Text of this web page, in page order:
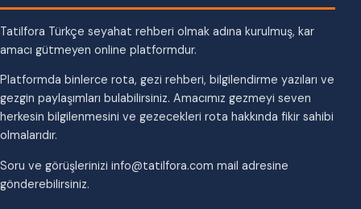
Tatilfora Türkçe seyahat rehberi olmak adına kurulmuş, kar
amacı gütmeyen online platformdur.
Platformda binlerce rota, gezi rehberi, bilgilendirme yazıları ve
gezgin paylaşımları bulabilirsiniz. Amacımız gezmeyi seven
herkesin bilgilenmesini ve gezecekleri rota hakkında fikir sahibi
olmalarıdır.
Soru ve görüşlerinizi info@tatilfora.com mail adresine
gönderebilirsiniz.